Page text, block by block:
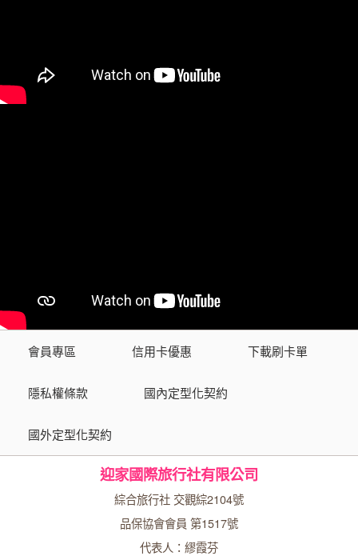
會員專區 信用卡優惠 下載刷卡單
隱私權條款 國內定型化契約
國外定型化契約
迎家國際旅行社有限公司
綜合旅行社 交觀綜2104號
品保協會會員 第1517號
代表人：繆霞芬